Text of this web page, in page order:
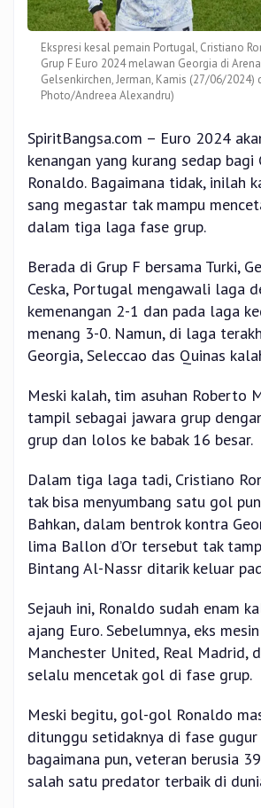
Ekspresi kesal pemain Portugal, Cristiano
Grup F Euro 2024 melawan Georgia di
Gelsenkirchen, Jerman, Kamis (27/06/2024)
Photo/Andreea Alexandru)
SpiritBangsa.com – Euro 2024
kenangan yang kurang sedap bagi
Ronaldo. Bagaimana tidak, inilah
sang megastar tak mampu
dalam tiga laga fase grup.
Berada di Grup F bersama Turki,
Ceska, Portugal mengawali laga
kemenangan 2-1 dan pada laga
menang 3-0. Namun, di laga
Georgia, Seleccao das Quinas
Meski kalah, tim asuhan Roberto
tampil sebagai jawara grup
grup dan lolos ke babak 16 besar.
Dalam tiga laga tadi, Cristiano
tak bisa menyumbang satu gol
Bahkan, dalam bentrok kontra
lima Ballon d’Or tersebut tak
Bintang Al-Nassr ditarik keluar
Sejauh ini, Ronaldo sudah enam
ajang Euro. Sebelumnya, eks
Manchester United, Real Madrid,
selalu mencetak gol di fase grup.
Meski begitu, gol-gol Ronaldo
ditunggu setidaknya di fase gugur
bagaimana pun, veteran berusia
salah satu predator terbaik di